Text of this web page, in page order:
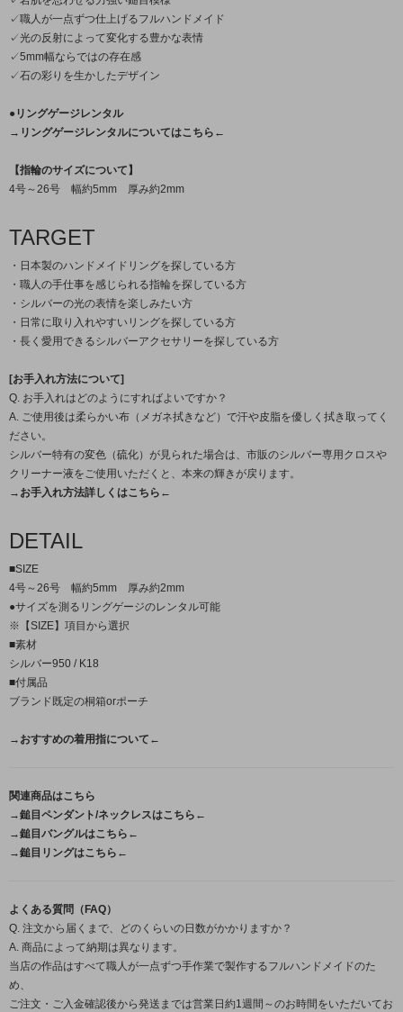
✓職人が一点ずつ仕上げるフルハンドメイド
✓光の反射によって変化する豊かな表情
✓5mm幅ならではの存在感
✓石の彩りを生かしたデザイン
●リングゲージレンタル
→リングゲージレンタルについてはこちら←
【指輪のサイズについて】
4号～26号 幅約5mm 厚み約2mm
TARGET
・日本製のハンドメイドリングを探している方
・職人の手仕事を感じられる指輪を探している方
・シルバーの光の表情を楽しみたい方
・日常に取り入れやすいリングを探している方
・長く愛用できるシルバーアクセサリーを探している方
[お手入れ方法について]
Q. お手入れはどのようにすればよいですか？
A. ご使用後は柔らかい布（メガネ拭きなど）で汗や皮脂を優しく拭き取ってく
ださい。
シルバー特有の変色（硫化）が見られた場合は、市販のシルバー専用クロスや
クリーナー液をご使用いただくと、本来の輝きが戻ります。
→お手入れ方法詳しくはこちら←
DETAIL
■SIZE
4号～26号 幅約5mm 厚み約2mm
●サイズを測るリングゲージのレンタル可能
※【SIZE】項目から選択
■素材
シルバー950 / K18
■付属品
ブランド既定の桐箱orポーチ
→おすすめの着用指について←
関連商品はこちら
→鎚目ペンダント/ネックレスはこちら←
→鎚目バングルはこちら←
→鎚目リングはこちら←
よくある質問（FAQ）
Q. 注文から届くまで、どのくらいの日数がかかりますか？
A. 商品によって納期は異なります。
当店の作品はすべて職人が一点ずつ手作業で製作するフルハンドメイドのた
め、
ご注文・ご入金確認後から発送までは営業日約1週間～のお時間をいただいてお